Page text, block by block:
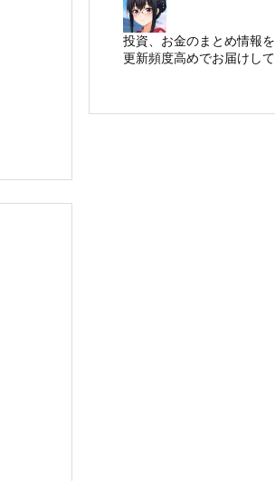
投資、お金のまとめ情報を
更新頻度高めでお届けし